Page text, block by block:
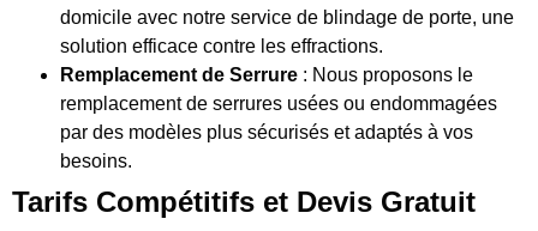
domicile avec notre service de blindage de porte, une
solution efficace contre les effractions.
Remplacement de Serrure : Nous proposons le
remplacement de serrures usées ou endommagées
par des modèles plus sécurisés et adaptés à vos
besoins.
Tarifs Compétitifs et Devis Gratuit